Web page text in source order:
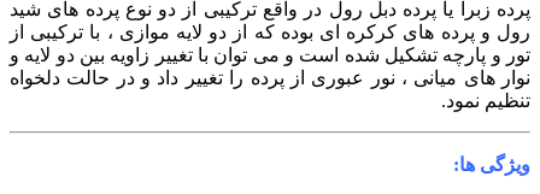
پرده زبرا یا پرده دبل رول در واقع ترکیبی از دو نوع پرده های شید
رول و پرده های کرکره ای بوده که از دو لایه موازی ، با ترکیبی از
تور و پارچه تشکیل شده است و می توان با تغییر زاویه بین دو لایه و
نوار های میانی ، نور عبوری از پرده را تغییر داد و در حالت دلخواه
تنظیم نمود.
ویژگی ها: